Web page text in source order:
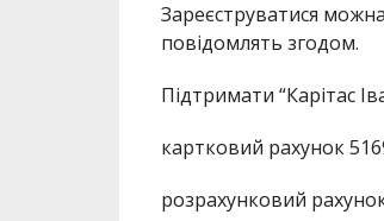
Зареєструватися
повідомлять згодом.
Підтримати “Карітас
картковий рахунок
розрахунковий